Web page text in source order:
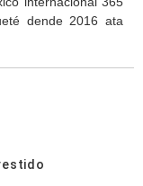
dende 2016 ata